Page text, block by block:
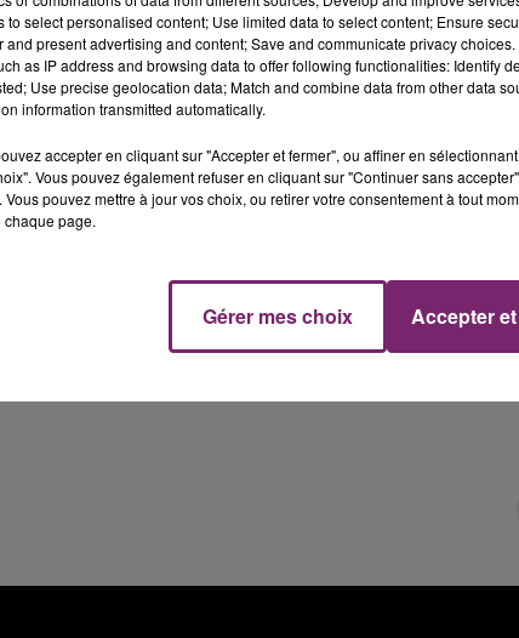
émettre une vigilance « orange « pour vents
ce vendredi à 16h.
to select personalised content; Use limited data to select content; Ensure
and present advertising and content; Save and communicate privacy
as IP address and browsing data to offer following functionalities: Identify
Use precise geolocation data; Match and combine data from other data
information transmitted automatically.
accepter en cliquant sur "Accepter et fermer", ou affiner en
Vous pouvez également refuser en cliquant sur "Continuer sans
Vous pouvez mettre à jour vos choix, ou retirer votre consentement à tout
chaque page.
Gérer mes choix Accepter